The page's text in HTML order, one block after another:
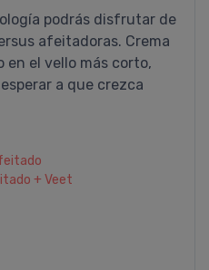
podrás disfrutar de
afeitadoras. Crema
en el vello más corto,
a que crezca
+ Veet